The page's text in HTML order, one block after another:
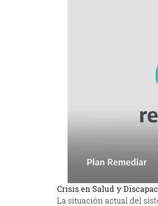
Crisis en Salud y
La situación actual del